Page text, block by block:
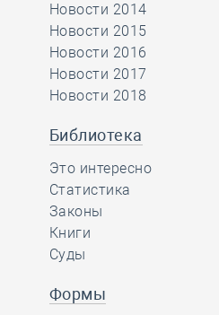
Новости 2014
Новости 2015
Новости 2016
Новости 2017
Новости 2018
Библиотека
Это интересно
Статистика
Законы
Книги
Суды
Формы